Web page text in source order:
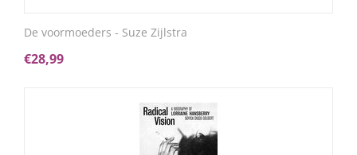
De voormoeders - Suze Zijlstra
€28,99